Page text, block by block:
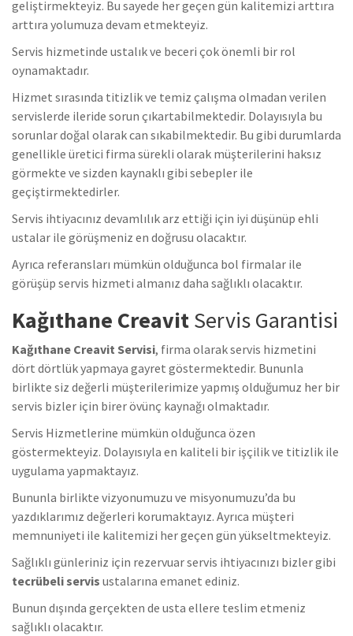
geliştirmekteyiz. Bu sayede her geçen gün kalitemizi arttıra
arttıra yolumuza devam etmekteyiz.
Servis hizmetinde ustalık ve beceri çok önemli bir rol
oynamaktadır.
Hizmet sırasında titizlik ve temiz çalışma olmadan verilen
servislerde ileride sorun çıkartabilmektedir. Dolayısıyla bu
sorunlar doğal olarak can sıkabilmektedir. Bu gibi durumlarda
genellikle üretici firma sürekli olarak müşterilerini haksız
görmekte ve sizden kaynaklı gibi sebepler ile
geçiştirmektedirler.
Servis ihtiyacınız devamlılık arz ettiği için iyi düşünüp ehli
ustalar ile görüşmeniz en doğrusu olacaktır.
Ayrıca referansları mümkün olduğunca bol firmalar ile
görüşüp servis hizmeti almanız daha sağlıklı olacaktır.
Kağıthane CreavitServis Garantisi
Kağıthane Creavit Servisi, firma olarak servis hizmetini
dört dörtlük yapmaya gayret göstermektedir. Bununla
birlikte siz değerli müşterilerimize yapmış olduğumuz her bir
servis bizler için birer övünç kaynağı olmaktadır.
Servis Hizmetlerine mümkün olduğunca özen
göstermekteyiz. Dolayısıyla en kaliteli bir işçilik ve titizlik ile
uygulama yapmaktayız.
Bununla birlikte vizyonumuzu ve misyonumuzu’da bu
yazdıklarımız değerleri korumaktayız. Ayrıca müşteri
memnuniyeti ile kalitemizi her geçen gün yükseltmekteyiz.
Sağlıklı günleriniz için rezervuar servis ihtiyacınızı bizler gibi
tecrübeli servis ustalarına emanet ediniz.
Bunun dışında gerçekten de usta ellere teslim etmeniz
sağlıklı olacaktır.